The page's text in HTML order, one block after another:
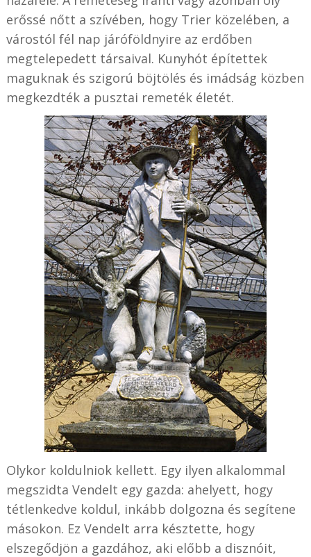
erőssé nőtt a szívében, hogy Trier közelében, a
várostól fél nap járóföldnyire az erdőben
megtelepedett társaival. Kunyhót építettek
maguknak és szigorú böjtölés és imádság közben
megkezdték a pusztai remeték életét.
Olykor koldulniok kellett. Egy ilyen alkalommal
megszidta Vendelt egy gazda: ahelyett, hogy
tétlenkedve koldul, inkább dolgozna és segítene
másokon. Ez Vendelt arra késztette, hogy
elszegődjön a gazdához, aki előbb a disznóit,